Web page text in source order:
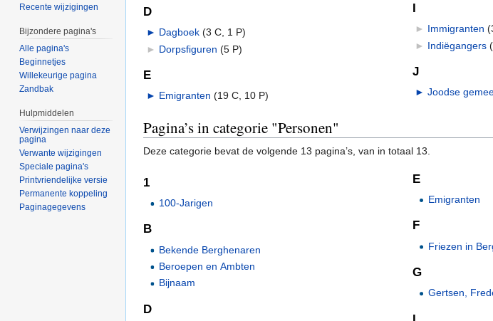
D
► Dagboek‎ (3 C, 1 P)
► Dorpsfiguren (5 P)
E
► Emigranten (19 C, 10 P)
► Immigranten ‎
► Indiëgangers ‎
J
► Joodse
Pagina’s in categorie "Personen"
Deze categorie bevat de volgende 13 pagina’s, van in totaal 13.
1
100-Jarigen
B
Bekende Berghenaren
Beroepen en Ambten
Bijnaam
D
E
Emigranten
F
Friezen in
G
Gertsen,
Recente wijzigingen
Bijzondere pagina's
Alle pagina's
Beginnetjes
Willekeurige pagina
Zandbak
Hulpmiddelen
Verwijzingen naar deze
pagina
Verwante wijzigingen
Speciale pagina's
Printvriendelijke versie
Permanente koppeling
Paginagegevens